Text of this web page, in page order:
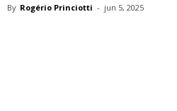
By Rogério Princiotti - jun 5, 2025